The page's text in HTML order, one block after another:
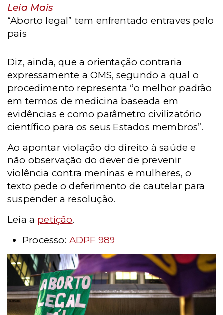
Leia Mais
“Aborto legal” tem enfrentado entraves pelo
país
Diz, ainda, que a orientação contraria
expressamente a OMS, segundo a qual o
procedimento representa “o melhor padrão
em termos de medicina baseada em
evidências e como parâmetro civilizatório
científico para os seus Estados membros”.
Ao apontar violação do direito à saúde e
não observação do dever de prevenir
violência contra meninas e mulheres, o
texto pede o deferimento de cautelar para
suspender a resolução.
Leia a petição.
Processo: ADPF 989